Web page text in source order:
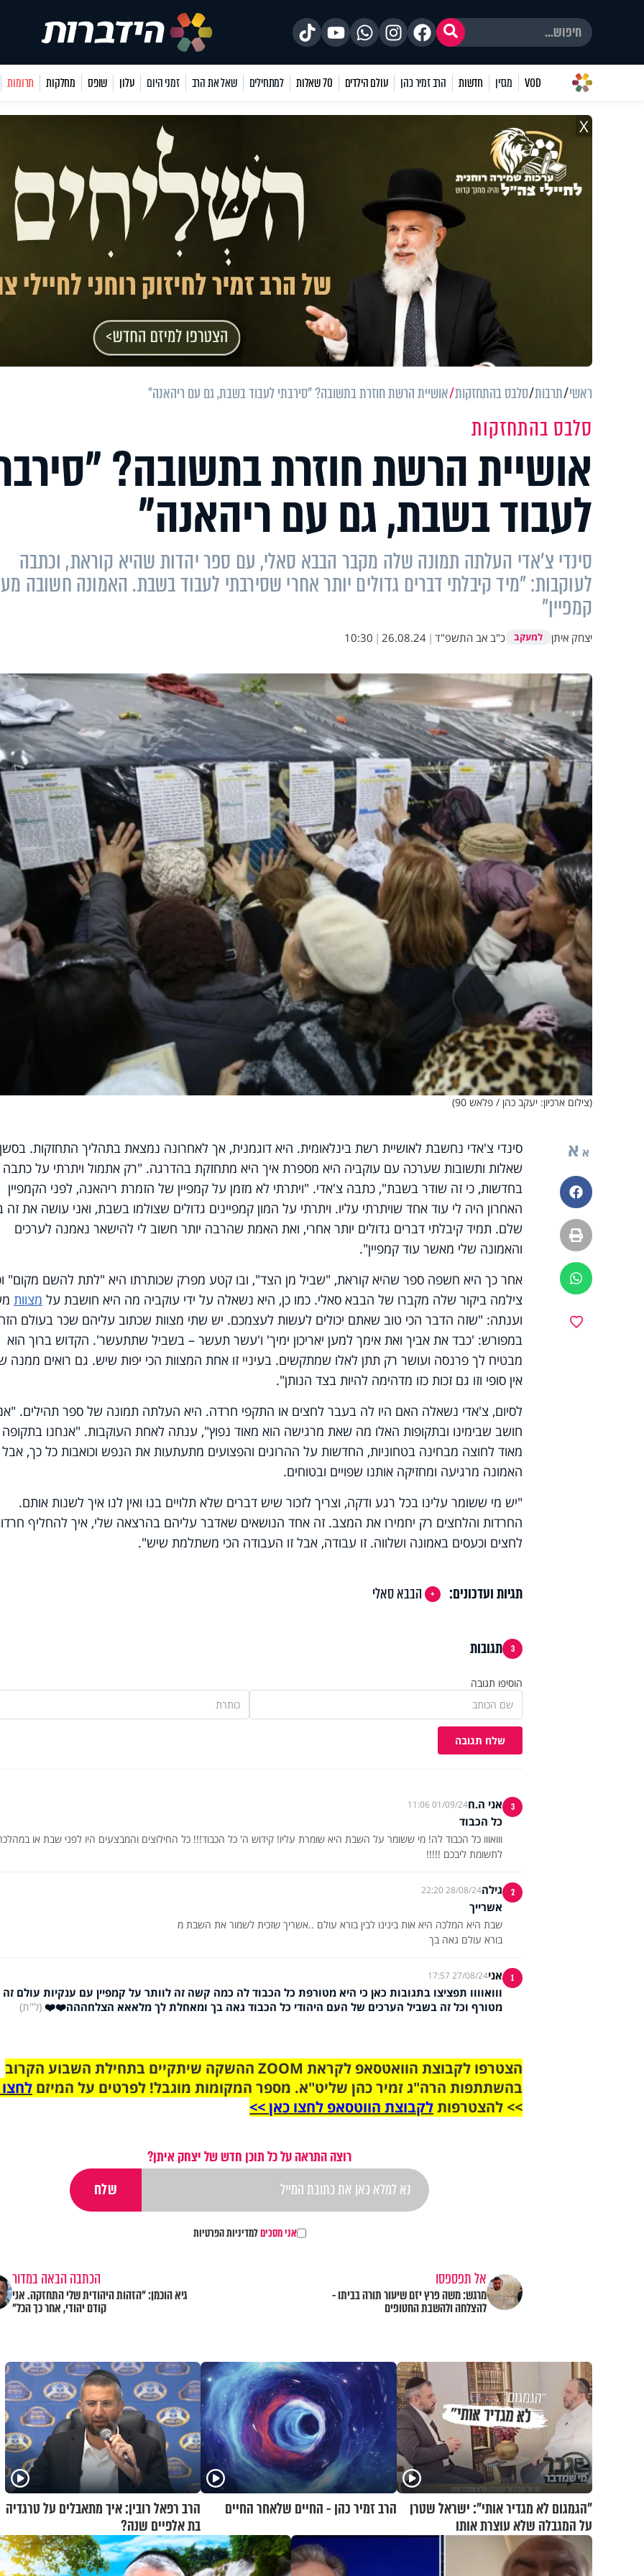
VOD מגזין חדשות הרב זמיר כהן עולם הילדים 70 שאלות למתחילים שאל את הרב זמני היום עלון שופס מחלקות תרומות
X
ראשי תרבות סלבס בהתחזקות אושיית הרשת חוזרת בתשובה? "סירבתי לעבוד בשבת, גם עם ריהאנה"
סלבס בהתחזקות
אושיית הרשת חוזרת בתשובה?
לעבוד בשבת, גם עם ריהאנה"
סינדי צ'אדי העלתה תמונה שלה מקבר הבבא סאלי, עם ספר יהדות שהיא קוראת, וכתבה
לעוקבות: "מיד קיבלתי דברים גדולים יותר אחרי שסירבתי לעבוד בשבת. האמונה חשובה
קמפיין"
יצחק איתן למעקב כ"ב אב התשפ"ד |
26.08.24
|
10:30
(צילום ארכיון: יעקב כהן / פלאש 90)
א א
פייסבוק
הדפסה
ווטסאפ
סינדי צ'אדי נחשבת לאושיית רשת בינלאומית. היא דוגמנית, אך לאחרונה נמצאת בתהליך התחזקות. בסשן
שאלות ותשובות שערכה עם עוקביה היא מספרת איך היא מתחזקת בהדרגה. "רק אתמול ויתרתי על כתבה
בחדשות, כי זה שודר בשבת", כתבה צ'אדי. "ויתרתי לא מזמן על קמפיין של הזמרת ריהאנה, לפני הקמפיין
האחרון היה לי עוד אחד שויתרתי עליו. ויתרתי על המון קמפיינים גדולים שצולמו בשבת, ואני עושה את זה
שלם. תמיד קיבלתי דברים גדולים יותר אחרי, ואת האמת שהרבה יותר חשוב לי להישאר נאמנה לערכים
והאמונה שלי מאשר עוד קמפיין".
אחר כך היא חשפה ספר שהיא קוראת, "שביל מן הצד", ובו קטע מפרק שכותרתו היא "לתת להשם מקום"
צילמה ביקור שלה מקברו של הבבא סאלי. כמו כן, היא נשאלה על ידי עוקביה מה היא חושבת על מצוות
וענתה: "שזה הדבר הכי טוב שאתם יכולים לעשות לעצמכם. יש שתי מצוות שכתוב עליהם שכר בעולם
במפורש: 'כבד את אביך ואת אימך למען יאריכון ימיך' ו'עשר תעשר – בשביל שתתעשר'. הקדוש ברוך הוא
מבטיח לך פרנסה ועושר רק תתן לאלו שמתקשים. בעיניי זו אחת המצוות הכי יפות שיש. גם רואים ממנה
אין סופי וזו גם זכות כזו מדהימה להיות בצד הנותן".
לסיום, צ'אדי נשאלה האם היו לה בעבר לחצים או התקפי חרדה. היא העלתה תמונה של ספר תהילים.
חושב שבימינו ובתקופות האלו מה שאת מרגישה הוא מאוד נפוץ", ענתה לאחת העוקבות. "אנחנו בתקופה
מאוד לחוצה מבחינה בטחוניות, החדשות על ההרוגים והפצועים מתעתעות את הנפש וכואבות כל כך, אבל
האמונה מרגיעה ומחזיקה אותנו שפויים ובטוחים.
"יש מי ששומר עלינו בכל רגע ודקה, וצריך לזכור שיש דברים שלא תלויים בנו ואין לנו איך לשנות אותם.
החרדות והלחצים רק יחמירו את המצב. זה אחד הנושאים שאדבר עליהם בהרצאה שלי, איך להחליף
לחצים וכעסים באמונה ושלווה. זו עבודה, אבל זו העבודה הכי משתלמת שיש".
תגיות ועדכונים: הבבא סאלי
3 תגובות
הוסיפו תגובה
שלח תגובה
3 אני ה.ח01/09/24 11:06
כל הכבוד
ווואווו כל הכבוד לה! מי ששומר על השבת היא שומרת עליו! קידוש ה' כל הכבוד!!! כל החילוצים והמבצעים היו לפני שבת או
לתשומת ליבכם !!!!!
2 גילה28/08/24 22:20
אשרייך
שבת היא המלכה היא אות בינינו לבין בורא עולם ..אשריך שזכית לשמור את השבת מ
בורא עולם גאה בך
1 אני27/08/24 17:57
ווואוווו תפציצו בתגובות כאן כי היא מטורפת כל הכבוד לה כמה קשה זה לוותר על קמפיין עם ענקיות עולם זה
מטורף וכל זה בשביל הערכים של העם היהודי כל הכבוד גאה בך ומאחלת לך מלאאא הצלחההה❤️❤️ (ל"ת)
הצטרפו לקבוצת הוואטסאפ לקראת ZOOM ההשקה שיתקיים בתחילת השבוע הקרוב
בהשתתפות הרה"ג זמיר כהן שליט"א. מספר המקומות מוגבל! לפרטים על המיזם
>> להצטרפותלקבוצת הווטסאפ לחצו כאן >>
רוצה התראה על כל תוכן חדש של יצחק איתן?
אני מסכיםלמדיניות הפרטיות
אל תפספסו
מרגש: משה פרץ יזם שיעור תורה בביתו -
להצלחה ולהשבת החטופים
הכתבה הבאה במדור
גיא הוכמן: "הזהות היהודית שלי התחזקה. אני
קודם יהודי, אחר כך הכל"
"הגמגום לא מגדיר אותי": ישראל שטרן
על המגבלה שלא עוצרת אותו
הרב זמיר כהן - החיים שלאחר החיים
הרב רפאל רובין: איך מתאבלים על טרגדיה
בת אלפיים שנה?